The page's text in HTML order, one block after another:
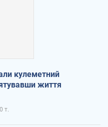
кулеметний
життя
т.